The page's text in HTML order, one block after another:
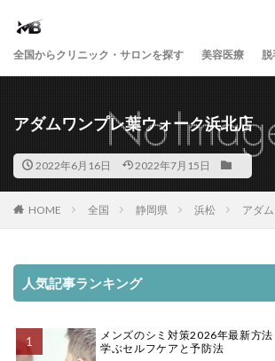
全国からクリニック・サロンを探す 美容医療 脱
アダムワンプレ葉ウォーク浜北店
2022年6月16日 2022年7月15日
HOME 全国 静岡県 浜松 アダ
人気記事ランキング
メンズのシミ対策2026年最新方
学ぶセルフケアと予防法